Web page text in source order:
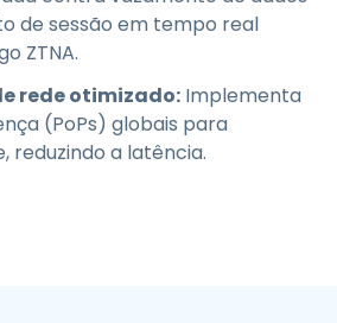
de sessão em tempo real
ZTNA.
rede otimizado: Implementa
(PoPs) globais para
reduzindo a latência.